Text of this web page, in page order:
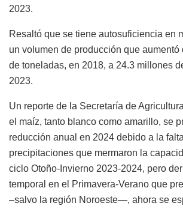
2023.
Resaltó que se tiene autosuficiencia en
un volumen de producción que aumentó
de toneladas, en 2018, a 24.3 millones
2023.
Un reporte de la Secretaría de
el maíz, tanto blanco como amarillo, se
reducción anual en 2024 debido a la
precipitaciones que mermaron la
ciclo Otoño-Invierno 2023-2024, pero
temporal en el Primavera-Verano que
–salvo la región Noroeste—, ahora se